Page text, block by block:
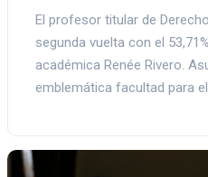
El profesor titular de
segunda vuelta con el
académica Renée Rivero.
emblemática facultad para